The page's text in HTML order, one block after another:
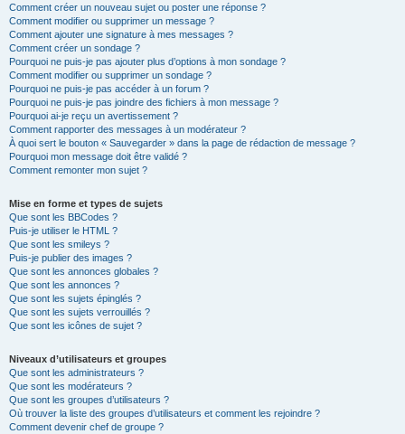
Comment créer un nouveau sujet ou poster une réponse ?
Comment modifier ou supprimer un message ?
Comment ajouter une signature à mes messages ?
Comment créer un sondage ?
Pourquoi ne puis-je pas ajouter plus d’options à mon sondage ?
Comment modifier ou supprimer un sondage ?
Pourquoi ne puis-je pas accéder à un forum ?
Pourquoi ne puis-je pas joindre des fichiers à mon message ?
Pourquoi ai-je reçu un avertissement ?
Comment rapporter des messages à un modérateur ?
À quoi sert le bouton « Sauvegarder » dans la page de rédaction de message ?
Pourquoi mon message doit être validé ?
Comment remonter mon sujet ?
Mise en forme et types de sujets
Que sont les BBCodes ?
Puis-je utiliser le HTML ?
Que sont les smileys ?
Puis-je publier des images ?
Que sont les annonces globales ?
Que sont les annonces ?
Que sont les sujets épinglés ?
Que sont les sujets verrouillés ?
Que sont les icônes de sujet ?
Niveaux d’utilisateurs et groupes
Que sont les administrateurs ?
Que sont les modérateurs ?
Que sont les groupes d’utilisateurs ?
Où trouver la liste des groupes d’utilisateurs et comment les rejoindre ?
Comment devenir chef de groupe ?